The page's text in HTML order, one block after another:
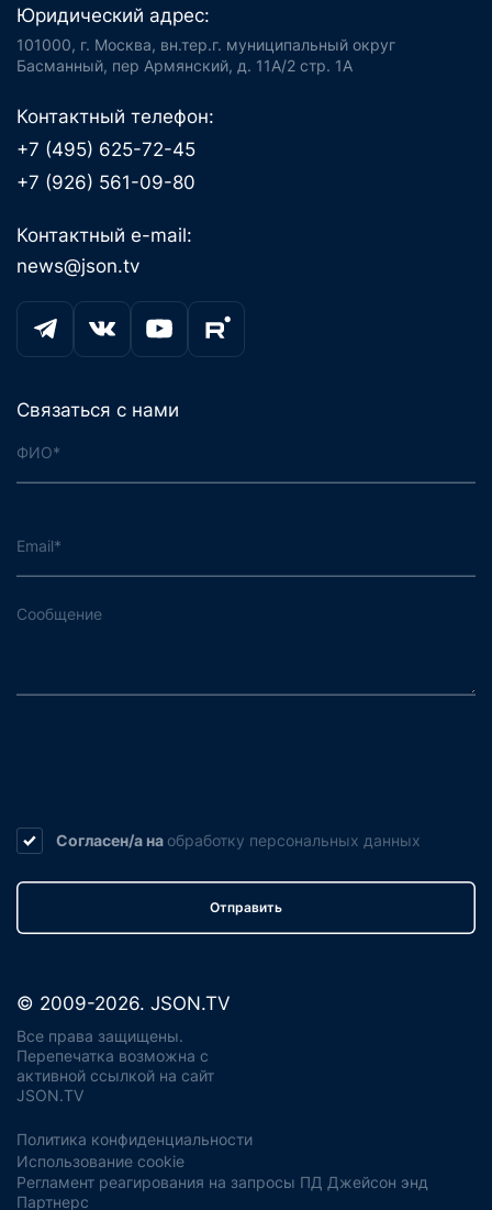
Юридический адрес:
101000, г. Москва, вн.тер.г. муниципальный округ
Басманный, пер Армянский, д. 11А/2 стр. 1А
Контактный телефон:
+7 (495) 625-72-45
+7 (926) 561-09-80
Контактный e-mail:
news@json.tv
Связаться с нами
Согласен/а на обработку персональных данных
Отправить
© 2009-2026. JSON.TV
Все права защищены.
Перепечатка возможна с
активной ссылкой на сайт
JSON.TV
Политика конфиденциальности
Использование cookie
Регламент реагирования на запросы ПД Джейсон энд
Партнерс